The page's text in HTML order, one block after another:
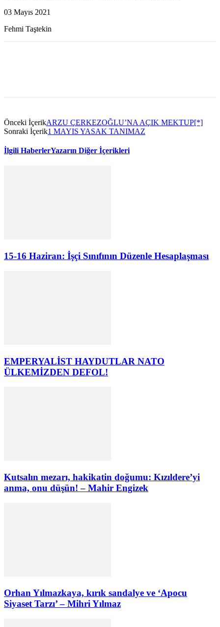
03 Mayıs 2021
Fehmi Taştekin
Önceki İçerikARZU ÇERKEZOĞLU’NA AÇIK MEKTUP[*]
Sonraki İçerik1 MAYIS YASAK TANIMAZ
İlgili HaberlerYazarın Diğer İçerikleri
15-16 Haziran: İşçi Sınıfının Düzenle Hesaplaşması
EMPERYALİST HAYDUTLAR NATO
ÜLKEMİZDEN DEFOL!
Kutsalın mezarı, hakikatin doğumu: Kızıldere’yi
anma, onu düşün! – Mahir Engizek
Orhan Yılmazkaya, kırık sandalye ve ‘Apocu
Siyaset Tarzı’ – Mihri Yılmaz